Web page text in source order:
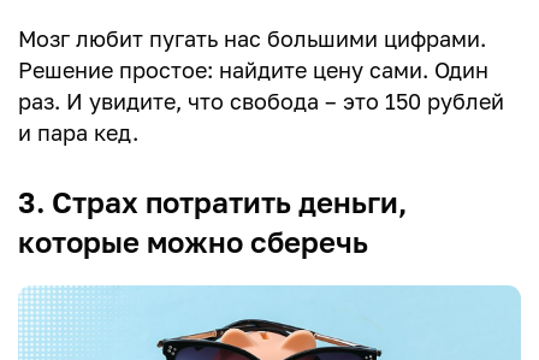
Мозг любит пугать нас большими цифрами.
Решение простое: найдите цену сами. Один
раз. И увидите, что свобода – это 150 рублей
и пара кед.
3. Страх потратить деньги,
которые можно сберечь